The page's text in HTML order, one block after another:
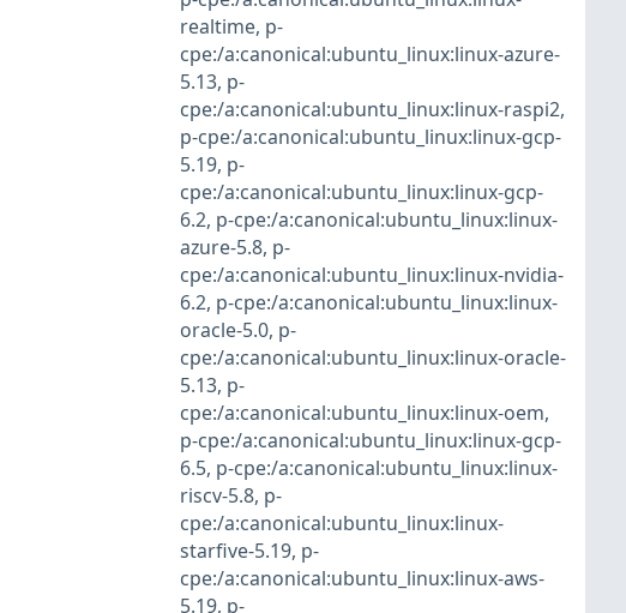
realtime, p-
cpe:/a:canonical:ubuntu_linux:linux-azure-
5.13, p-
cpe:/a:canonical:ubuntu_linux:linux-raspi2,
p-cpe:/a:canonical:ubuntu_linux:linux-gcp-
5.19, p-
cpe:/a:canonical:ubuntu_linux:linux-gcp-
6.2, p-cpe:/a:canonical:ubuntu_linux:linux-
azure-5.8, p-
cpe:/a:canonical:ubuntu_linux:linux-nvidia-
6.2, p-cpe:/a:canonical:ubuntu_linux:linux-
oracle-5.0, p-
cpe:/a:canonical:ubuntu_linux:linux-oracle-
5.13, p-
cpe:/a:canonical:ubuntu_linux:linux-oem,
p-cpe:/a:canonical:ubuntu_linux:linux-gcp-
6.5, p-cpe:/a:canonical:ubuntu_linux:linux-
riscv-5.8, p-
cpe:/a:canonical:ubuntu_linux:linux-
starfive-5.19, p-
cpe:/a:canonical:ubuntu_linux:linux-aws-
5.19, p-